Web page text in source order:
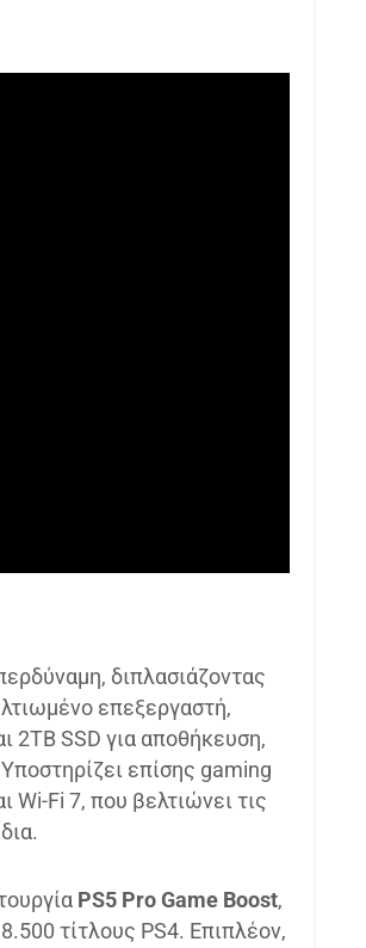
διπλασιάζοντας
επεξεργαστή,
2TB SSD για αποθήκευση,
επίσης gaming
Wi-Fi 7, που βελτιώνει τις
PS5 Pro Game Boost,
τίτλους PS4. Επιπλέον,